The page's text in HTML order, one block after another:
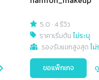
5.0 ·4 รีวิว
ราคาเริ่มต้นไม่ระบุ
รองรับแขกสูงสุดไม่
ขอแพ็กเกจ